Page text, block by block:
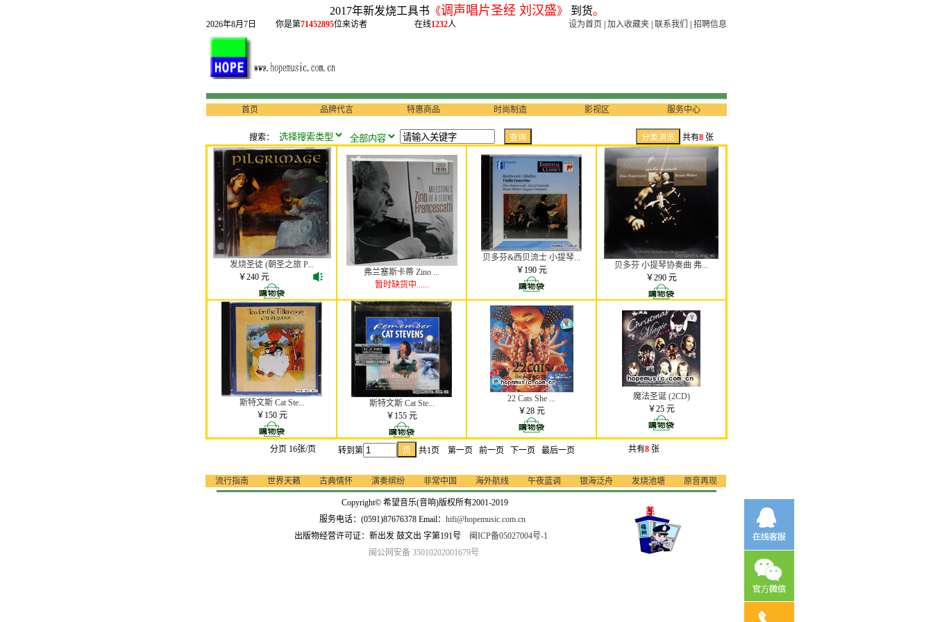
2017年新发烧工具书 《调声唱片圣经 刘汉盛》 到货。
2026年8月7日 你是第71452895位来访者 在线1232人 设为首页 加入收藏夹 联系我们 招聘信息
首页 品牌代言 特惠商品 时尚制造 影视区 服务中心
搜索： 共有8 张
发烧圣徒 (朝圣之旅 P...
￥240 元
弗兰塞斯卡蒂 Zino ...
暂时缺货中......
贝多芬&西贝流士 小提琴...
￥190 元
贝多芬 小提琴协奏曲 弗...
￥290 元
斯特文斯 Cat Ste...
￥150 元
斯特文斯 Cat Ste...
￥155 元
22 Cats She ...
￥28 元
魔法圣诞 (2CD)
￥25 元
分页 16张/页 转到第 共1页 第一页 前一页 下一页 最后一页 共有8 张
流行指南 世界天籁 古典情怀 演奏缤纷 非常中国 海外航线 午夜蓝调 银海泛舟 发烧池塘 原音再现
Copyright© 希望音乐(音响)版权所有2001-2019
服务电话：(0591)87676378 Email： hifi@hopemusic.com.cn
出版物经营许可证：新出发 鼓文出 字第191号 闽ICP备05027004号-1
闽公网安备 35010202001679号